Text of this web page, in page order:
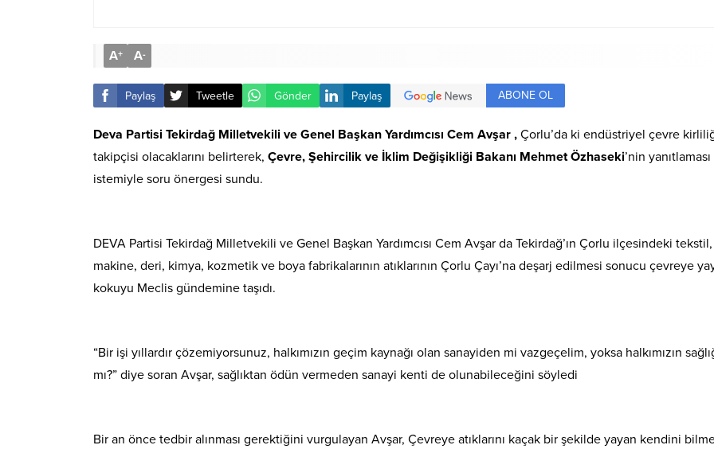
A+ A-
Paylaş Tweetle Gönder Paylaş ABONE OL
Deva Partisi Tekirdağ Milletvekili ve Genel Başkan Yardımcısı Cem Avşar , Çorlu’da ki endüstriyel çevre
takipçisi olacaklarını belirterek, Çevre, Şehircilik ve İklim Değişikliği Bakanı Mehmet Özhaseki’nin yanıtlaması
istemiyle soru önergesi sundu.
DEVA Partisi Tekirdağ Milletvekili ve Genel Başkan Yardımcısı Cem Avşar da Tekirdağ’ın Çorlu ilçesindeki tekstil,
makine, deri, kimya, kozmetik ve boya fabrikalarının atıklarının Çorlu Çayı’na deşarj edilmesi sonucu çevreye
kokuyu Meclis gündemine taşıdı.
“Bir işi yıllardır çözemiyorsunuz, halkımızın geçim kaynağı olan sanayiden mi vazgeçelim, yoksa halkımızın
mı?” diye soran Avşar, sağlıktan ödün vermeden sanayi kenti de olunabileceğini söyledi
Bir an önce tedbir alınması gerektiğini vurgulayan Avşar, Çevreye atıklarını kaçak bir şekilde yayan kendini